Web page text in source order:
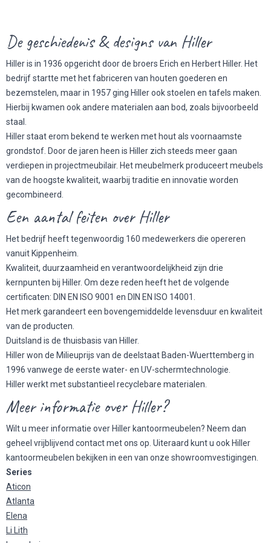
De geschiedenis & designs van Hiller
Hiller is in 1936 opgericht door de broers Erich en Herbert Hiller. Het
bedrijf startte met het fabriceren van houten goederen en
bezemstelen, maar in 1957 ging Hiller ook stoelen en tafels maken.
Hierbij kwamen ook andere materialen aan bod, zoals bijvoorbeeld
staal.
Hiller staat erom bekend te werken met hout als voornaamste
grondstof. Door de jaren heen is Hiller zich steeds meer gaan
verdiepen in projectmeubilair. Het meubelmerk produceert meubels
van de hoogste kwaliteit, waarbij traditie en innovatie worden
gecombineerd.
Een aantal feiten over Hiller
Het bedrijf heeft tegenwoordig 160 medewerkers die opereren
vanuit Kippenheim.
Kwaliteit, duurzaamheid en verantwoordelijkheid zijn drie
kernpunten bij Hiller. Om deze reden heeft het de volgende
certificaten: DIN EN ISO 9001 en DIN EN ISO 14001.
Het merk garandeert een bovengemiddelde levensduur en kwaliteit
van de producten.
Duitsland is de thuisbasis van Hiller.
Hiller won de Milieuprijs van de deelstaat Baden-Wuerttemberg in
1996 vanwege de eerste water- en UV-schermtechnologie.
Hiller werkt met substantieel recyclebare materialen.
Meer informatie over Hiller?
Wilt u meer informatie over Hiller kantoormeubelen? Neem dan
geheel vrijblijvend contact met ons op. Uiteraard kunt u ook Hiller
kantoormeubelen bekijken in een van onze showroomvestigingen.
Series
Aticon
Atlanta
Elena
Li Lith